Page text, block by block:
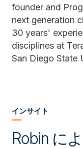
founder and
next generation
30 years'
disciplines at
San Diego State
インサイト
Robin に